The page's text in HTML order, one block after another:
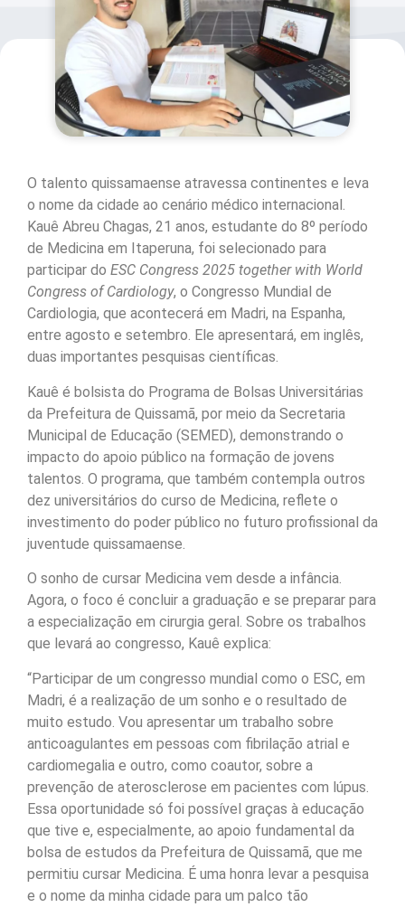
O talento quissamaense atravessa continentes e leva
o nome da cidade ao cenário médico internacional.
Kauê Abreu Chagas, 21 anos, estudante do 8º período
de Medicina em Itaperuna, foi selecionado para
participar do ESC Congress 2025 together with World
Congress of Cardiology, o Congresso Mundial de
Cardiologia, que acontecerá em Madri, na Espanha,
entre agosto e setembro. Ele apresentará, em inglês,
duas importantes pesquisas científicas.
Kauê é bolsista do Programa de Bolsas Universitárias
da Prefeitura de Quissamã, por meio da Secretaria
Municipal de Educação (SEMED), demonstrando o
impacto do apoio público na formação de jovens
talentos. O programa, que também contempla outros
dez universitários do curso de Medicina, reflete o
investimento do poder público no futuro profissional da
juventude quissamaense.
O sonho de cursar Medicina vem desde a infância.
Agora, o foco é concluir a graduação e se preparar para
a especialização em cirurgia geral. Sobre os trabalhos
que levará ao congresso, Kauê explica:
“Participar de um congresso mundial como o ESC, em
Madri, é a realização de um sonho e o resultado de
muito estudo. Vou apresentar um trabalho sobre
anticoagulantes em pessoas com fibrilação atrial e
cardiomegalia e outro, como coautor, sobre a
prevenção de aterosclerose em pacientes com lúpus.
Essa oportunidade só foi possível graças à educação
que tive e, especialmente, ao apoio fundamental da
bolsa de estudos da Prefeitura de Quissamã, que me
permitiu cursar Medicina. É uma honra levar a pesquisa
e o nome da minha cidade para um palco tão